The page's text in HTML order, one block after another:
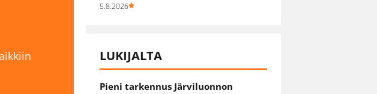
5.8.2026
LUKIJALTA
Pieni tarkennus Järviluonnon